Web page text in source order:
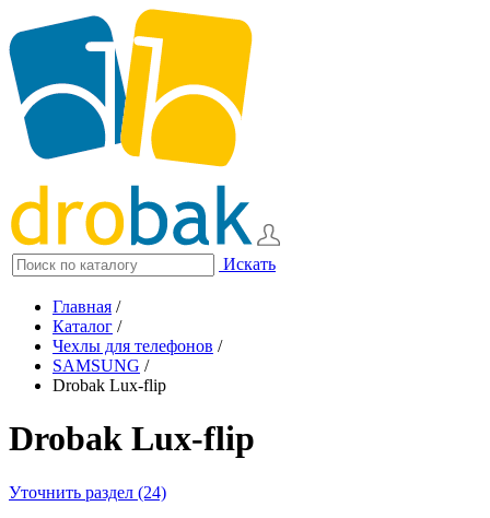
Искать
Главная /
Каталог /
Чехлы для телефонов /
SAMSUNG /
Drobak Lux-flip
Drobak Lux-flip
Уточнить раздел (24)